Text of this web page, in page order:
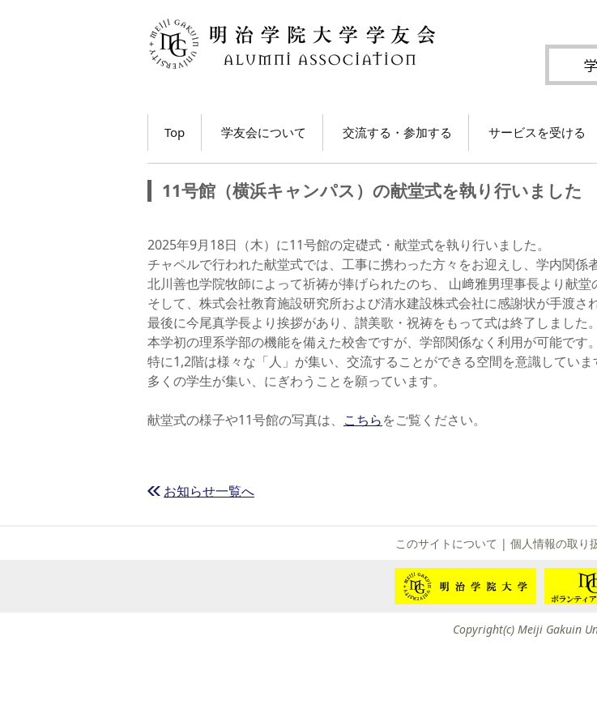
テ
ン
ツ
移
動
Top 学友会について
学長・学友会会長メッ
セージ
学友会の活動とは？
学友会員について
学友会費および納入方
法
交流する・参加する
各地学友会
ホームカミングDay
MGクリスマスプレゼン
ト（無料）に応募しよ
う！
大学のイベント情報
学部によるOB・OG活
動
学友団体一覧
学友団体情報
サービスを受ける
図書館の利用
各種サービス
Ａ会員サービス
11号館（横浜キャンパス）の献堂式を執り行いました
2025年9月18日（木）に11号館の定礎式・献堂式を執り行いました。
チャペルで行われた献堂式では、工事に携わった方々をお迎えし、学内関係
北川善也学院牧師によって祈祷が捧げられたのち、 山﨑雅男理事長より献堂
そして、株式会社教育施設研究所および清水建設株式会社に感謝状が手渡さ
最後に今尾真学長より挨拶があり、讃美歌・祝祷をもって式は終了しました。
本学初の理系学部の機能を備えた校舎ですが、学部関係なく利用が可能です。
特に1,2階は様々な「人」が集い、交流することができる空間を意識していま
多くの学生が集い、にぎわうことを願っています。
献堂式の様子や11号館の写真は、 こちらをご覧ください。
お知らせ一覧へ
このサイトについて | 個人情報の取り
Copyright(c) Meiji Gakuin